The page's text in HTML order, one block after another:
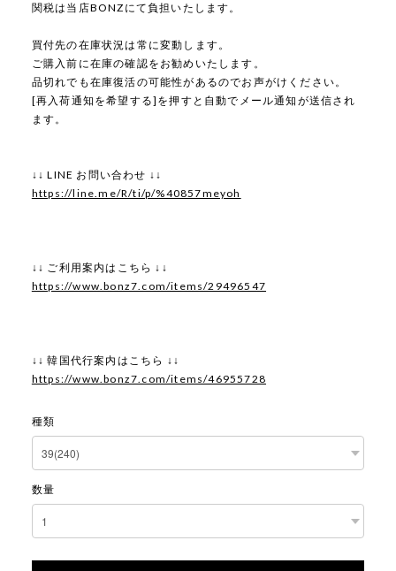
関税は当店BONZにて負担いたします。
買付先の在庫状況は常に変動します。
ご購入前に在庫の確認をお勧めいたします。
品切れでも在庫復活の可能性があるのでお声がけください。
[再入荷通知を希望する]を押すと自動でメール通知が送信され
ます。
↓↓ LINE お問い合わせ ↓↓
https://line.me/R/ti/p/%40857meyoh
↓↓ ご利用案内はこちら ↓↓
https://www.bonz7.com/items/29496547
↓↓ 韓国代行案内はこちら ↓↓
https://www.bonz7.com/items/46955728
種類
数量